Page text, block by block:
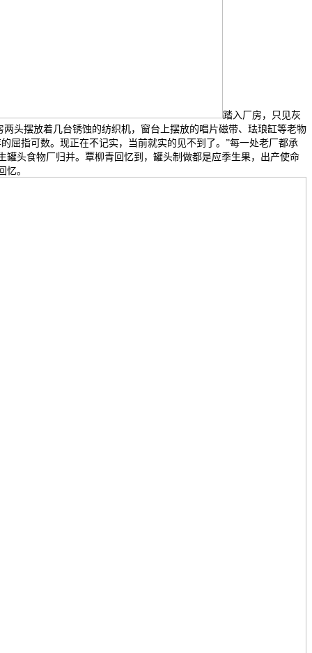
踏入厂房，只见灰
头摆放着几台锈蚀的纺织机，窗台上摆放的唱片磁带、珐琅缸等老物
屈指可数。现正在不记实，当前就实的见不到了。”每一处老厂都承
头食物厂归并。覃柳青回忆到，罐头制做都是应季生果，出产使命
忆。